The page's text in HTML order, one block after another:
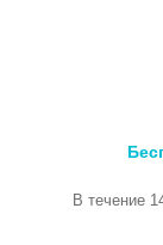
В течение